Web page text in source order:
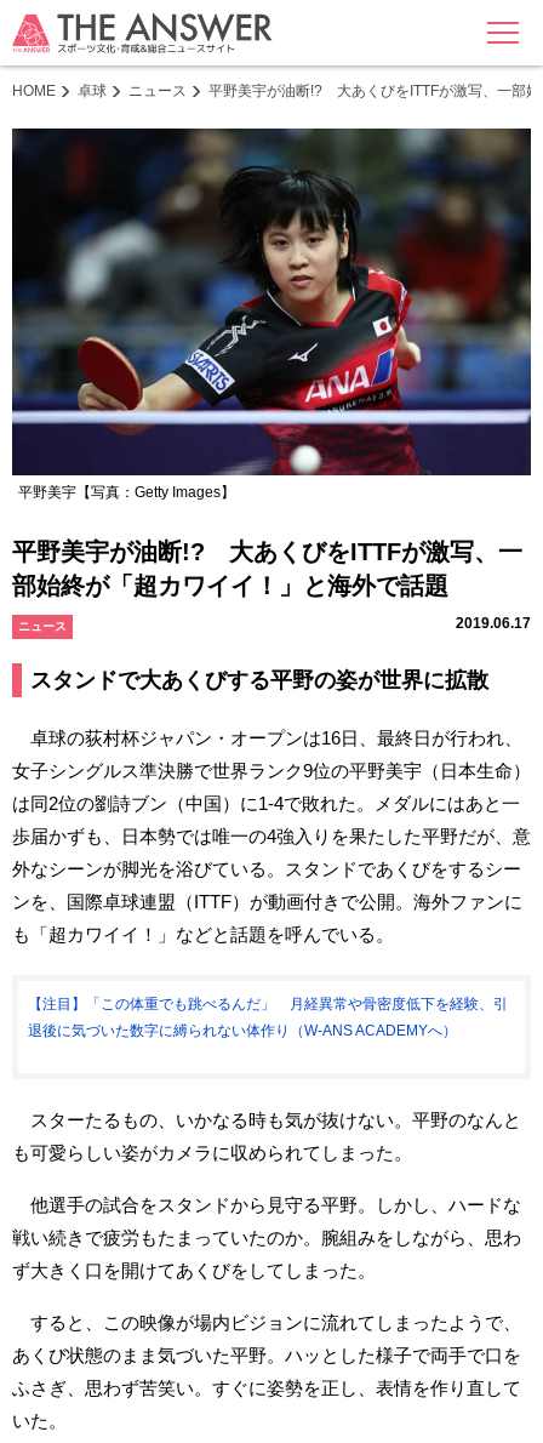
MENU
HOME 卓球 ニュース 平野美宇が油断!? 大あくびをITTFが激写、一部
平野美宇【写真：Getty Images】
平野美宇が油断!? 大あくびをITTFが激写、一
部始終が「超カワイイ！」と海外で話題
ニュース 2019.06.17
スタンドで大あくびする平野の姿が世界に拡散
卓球の荻村杯ジャパン・オープンは16日、最終日が行われ、
女子シングルス準決勝で世界ランク9位の平野美宇（日本生命）
は同2位の劉詩ブン（中国）に1-4で敗れた。メダルにはあと一
歩届かずも、日本勢では唯一の4強入りを果たした平野だが、意
外なシーンが脚光を浴びている。スタンドであくびをするシー
ンを、国際卓球連盟（ITTF）が動画付きで公開。海外ファンに
も「超カワイイ！」などと話題を呼んでいる。
【注目】「この体重でも跳べるんだ」 月経異常や骨密度低下を経験、引
退後に気づいた数字に縛られない体作り（W-ANS ACADEMYへ）
スターたるもの、いかなる時も気が抜けない。平野のなんと
も可愛らしい姿がカメラに収められてしまった。
他選手の試合をスタンドから見守る平野。しかし、ハードな
戦い続きで疲労もたまっていたのか。腕組みをしながら、思わ
ず大きく口を開けてあくびをしてしまった。
すると、この映像が場内ビジョンに流れてしまったようで、
あくび状態のまま気づいた平野。ハッとした様子で両手で口を
ふさぎ、思わず苦笑い。すぐに姿勢を正し、表情を作り直して
いた。